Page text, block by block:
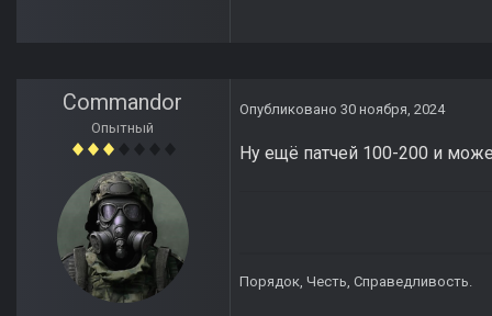
Commandor
Опытный
Опубликовано 30 ноября, 2024
Ну ещё патчей 100-200 и
Порядок, Честь, Справедливость.